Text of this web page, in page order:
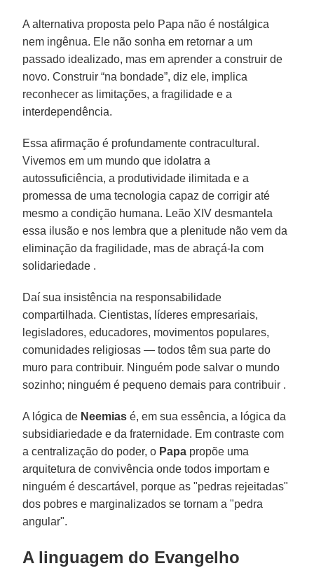
A alternativa proposta pelo Papa não é nostálgica
nem ingênua. Ele não sonha em retornar a um
passado idealizado, mas em aprender a construir de
novo. Construir “na bondade”, diz ele, implica
reconhecer as limitações, a fragilidade e a
interdependência.
Essa afirmação é profundamente contracultural.
Vivemos em um mundo que idolatra a
autossuficiência, a produtividade ilimitada e a
promessa de uma tecnologia capaz de corrigir até
mesmo a condição humana. Leão XIV desmantela
essa ilusão e nos lembra que a plenitude não vem da
eliminação da fragilidade, mas de abraçá-la com
solidariedade .
Daí sua insistência na responsabilidade
compartilhada. Cientistas, líderes empresariais,
legisladores, educadores, movimentos populares,
comunidades religiosas — todos têm sua parte do
muro para contribuir. Ninguém pode salvar o mundo
sozinho; ninguém é pequeno demais para contribuir .
A lógica de Neemias é, em sua essência, a lógica da
subsidiariedade e da fraternidade. Em contraste com
a centralização do poder, o Papa propõe uma
arquitetura de convivência onde todos importam e
ninguém é descartável, porque as "pedras rejeitadas"
dos pobres e marginalizados se tornam a "pedra
angular".
A linguagem do Evangelho